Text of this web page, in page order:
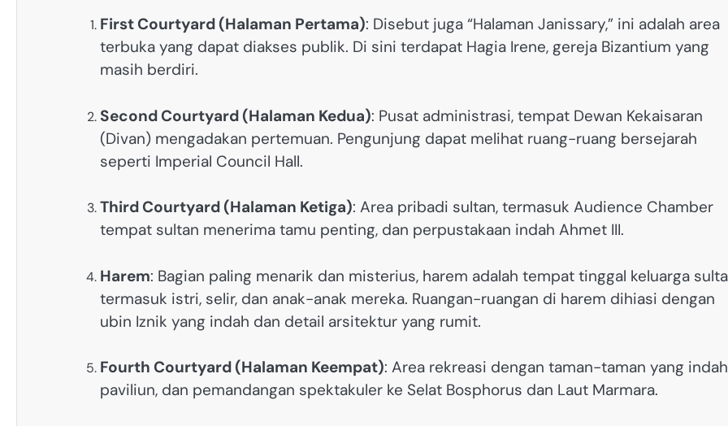
First Courtyard (Halaman Pertama): Disebut juga “Halaman Janissary,” ini adalah area
terbuka yang dapat diakses publik. Di sini terdapat Hagia Irene, gereja Bizantium yang
masih berdiri.
Second Courtyard (Halaman Kedua): Pusat administrasi, tempat Dewan Kekaisaran
(Divan) mengadakan pertemuan. Pengunjung dapat melihat ruang-ruang bersejarah
seperti Imperial Council Hall.
Third Courtyard (Halaman Ketiga): Area pribadi sultan, termasuk Audience Chamber
tempat sultan menerima tamu penting, dan perpustakaan indah Ahmet III.
Harem: Bagian paling menarik dan misterius, harem adalah tempat tinggal keluarga
termasuk istri, selir, dan anak-anak mereka. Ruangan-ruangan di harem dihiasi dengan
ubin Iznik yang indah dan detail arsitektur yang rumit.
Fourth Courtyard (Halaman Keempat): Area rekreasi dengan taman-taman yang
paviliun, dan pemandangan spektakuler ke Selat Bosphorus dan Laut Marmara.